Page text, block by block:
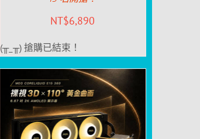
NT$6,890
(╥_╥) 搶購已結束！